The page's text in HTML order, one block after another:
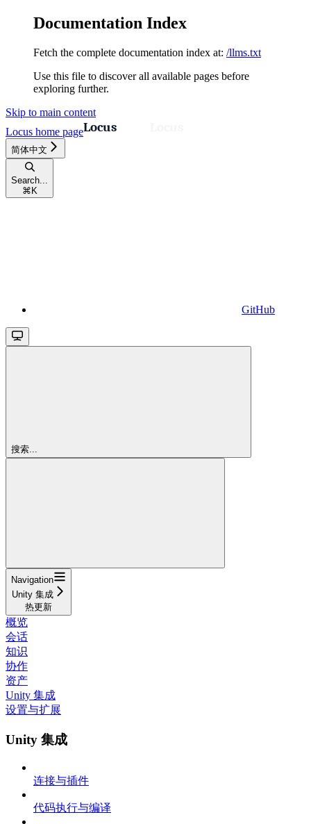
Documentation Index
Fetch the complete documentation index at: /llms.txt
Use this file to discover all available pages before
exploring further.
Skip to main content
Locus home page
简体中文
Search...
⌘ K
GitHub
搜索...
Navigation
Unity 集成
热更新
概览
会话
知识
协作
资产
Unity 集成
设置与扩展
Unity 集成
连接与插件
代码执行与编译